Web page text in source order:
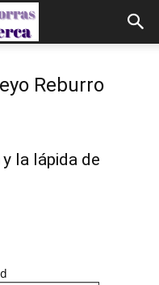
Reburro
la lápida de